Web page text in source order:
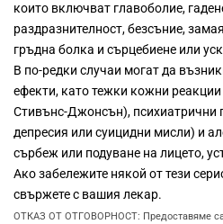
които включват главоболие,
раздразнителност, безсъние,
гръдна болка и сърцебиене или
В по-редки случаи могат да
ефекти, като тежки кожни
Стивънс-Джонсън), психиатрични
депресия или суицидни мисли) и
сърбеж или подуване на лицето,
Ако забележите някой от тези
свържете с вашия лекар.
ОТКАЗ ОТ ОТГОВОРНОСТ: Предоставяме